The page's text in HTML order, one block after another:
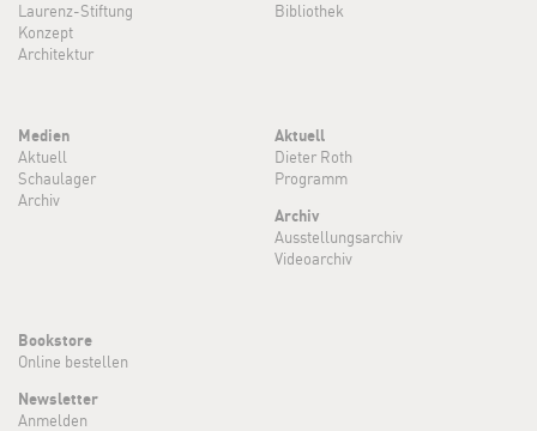
Laurenz-Stiftung
Konzept
Architektur
Bibliothek
Medien
Aktuell
Schaulager
Archiv
Aktuell
Dieter Roth
Programm
Archiv
Ausstellungsarchiv
Videoarchiv
Bookstore
Online bestellen
Newsletter
Anmelden